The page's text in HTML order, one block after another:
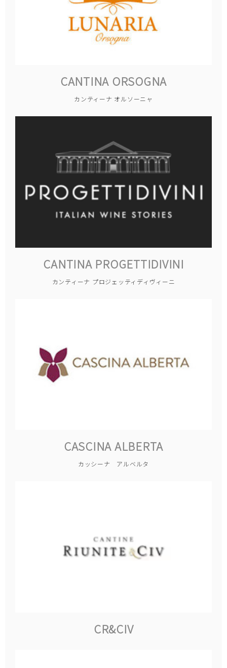
CANTINA ORSOGNA
カンティーナ オルソーニャ
CANTINA PROGETTIDIVINI
カンティーナ プロジェッティディヴィーニ
CASCINA ALBERTA
カッシーナ アルベルタ
CR&CIV